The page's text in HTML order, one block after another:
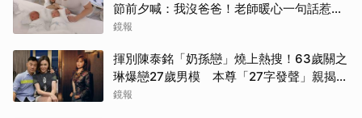
節前夕喊：我沒爸爸！老師暖心一句話惹哭
遺孀
鏡報
揮別陳泰銘「奶孫戀」燒上熱搜！63歲關之
琳爆戀27歲男模 本尊「27字發聲」親揭真
相
鏡報